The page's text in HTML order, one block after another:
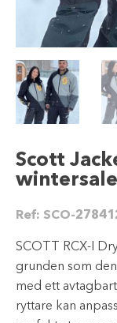
Scott
wintersale
Ref: SCO-
SCOTT RCX-I
grunden som
med ett
ryttare kan